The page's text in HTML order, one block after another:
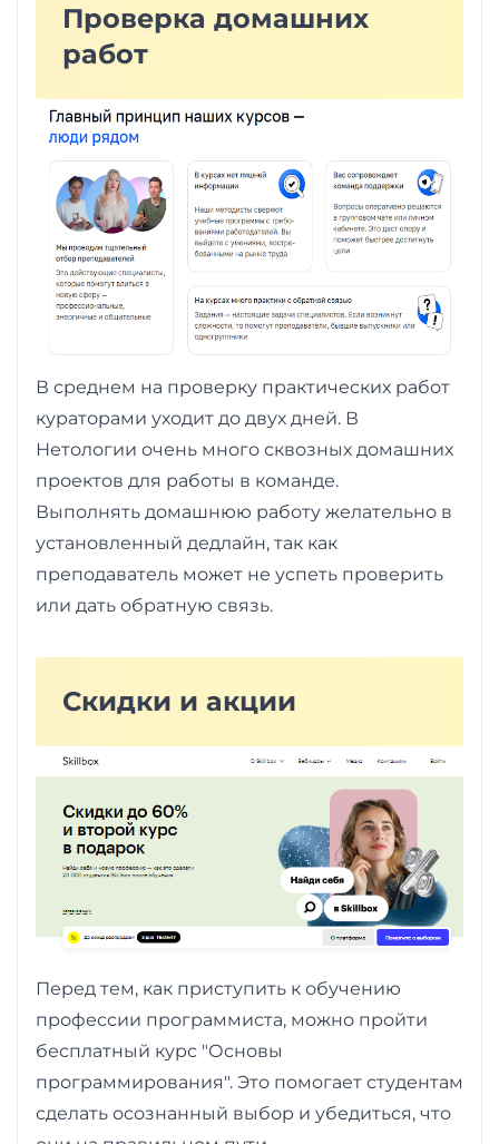
Проверка домашних
работ
В среднем на проверку практических работ
кураторами уходит до двух дней. В
Нетологии очень много сквозных домашних
проектов для работы в команде.
Выполнять домашнюю работу желательно в
установленный дедлайн, так как
преподаватель может не успеть проверить
или дать обратную связь.
Скидки и акции
Перед тем, как приступить к обучению
профессии программиста, можно пройти
бесплатный курс "Основы
программирования". Это помогает студентам
сделать осознанный выбор и убедиться, что